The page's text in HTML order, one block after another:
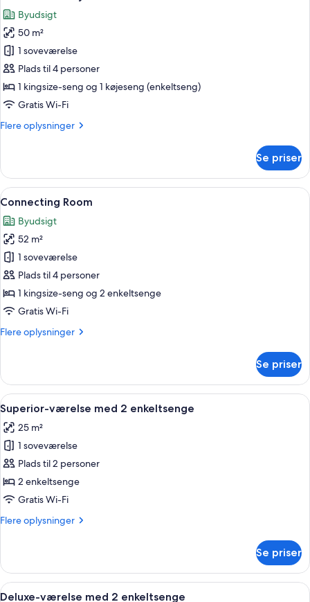
alle
billeder
af
Bunk
Bed
Family
Room
Byudsigt
50 m²
1 soveværelse
Plads til 4 personer
1 kingsize-seng og 1 køjeseng (enkeltseng)
Gratis Wi-Fi
Flere oplysninger
Flere
Bed
Family
Room
Se priser
Indlæs
alle
billeder
af
Connecting
Room
Et hotelværelse med to senge, et
7
Connecting Room
Byudsigt
52 m²
1 soveværelse
Plads til 4 personer
1 kingsize-seng og 2 enkeltsenge
Gratis Wi-Fi
Flere oplysninger
Flere
Room
Se priser
Indlæs
alle
billeder
af
Superior-
værelse
med
enkeltsenge
Et hotelværelse med to senge, et
6
Superior-værelse med 2 enkeltsenge
25 m²
1 soveværelse
Plads til 2 personer
2 enkeltsenge
Gratis Wi-Fi
Flere oplysninger
Flere
værelse
med
2
Se priser
Indlæs
Et hotelværelse med to senge, et
5
Deluxe-værelse med 2 enkeltsenge